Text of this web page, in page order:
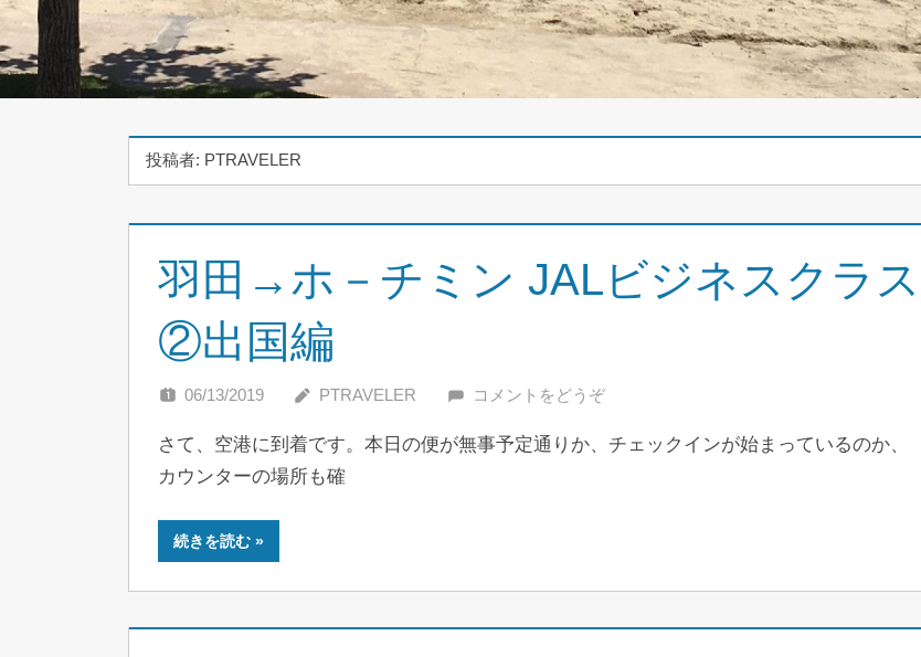
投稿者: PTRAVELER
羽田→ホ－チミン JALビジネスクラス
②出国編
06/13/2019 PTRAVELER コメントをどうぞ
さて、空港に到着です。本日の便が無事予定通りか、チェックインが始まっているのか、
カウンターの場所も確
続きを読む